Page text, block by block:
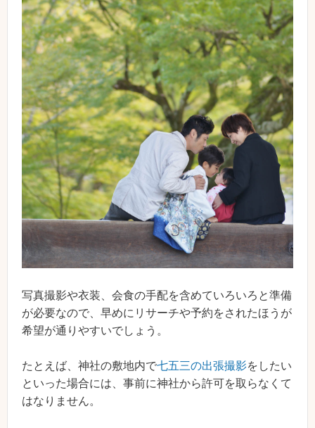
写真撮影や衣装、会食の手配を含めていろいろと準備
が必要なので、早めにリサーチや予約をされたほうが
希望が通りやすいでしょう。
たとえば、神社の敷地内で七五三の出張撮影をしたい
といった場合には、事前に神社から許可を取らなくて
はなりません。